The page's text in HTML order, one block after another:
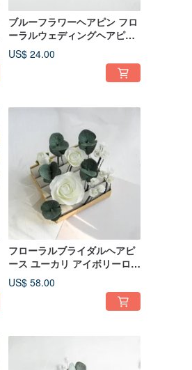
ブルーフラワーヘアピン フロ
ーラルウェディングヘアピー
ス ブライダルフローラルヘッ
ドピース
US$ 24.00
フローラルブライダルヘアピ
ース ユーカリ アイボリーロー
ズ カスミソウ ウェディングヘ
アピン
US$ 58.00